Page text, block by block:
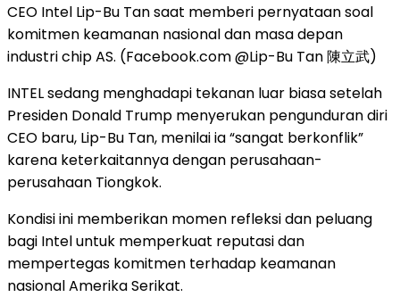
CEO Intel Lip-Bu Tan saat memberi pernyataan soal
komitmen keamanan nasional dan masa depan
industri chip AS. (Facebook.com @Lip-Bu Tan 陳立武)
INTEL sedang menghadapi tekanan luar biasa setelah
Presiden Donald Trump menyerukan pengunduran diri
CEO baru, Lip-Bu Tan, menilai ia “sangat berkonflik”
karena keterkaitannya dengan perusahaan-
perusahaan Tiongkok.
Kondisi ini memberikan momen refleksi dan peluang
bagi Intel untuk memperkuat reputasi dan
mempertegas komitmen terhadap keamanan
nasional Amerika Serikat.